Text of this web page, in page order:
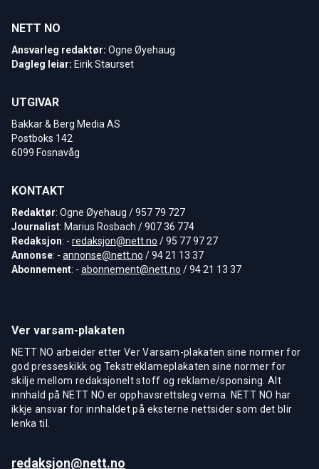
NETT NO
Ansvarleg redaktør: Ogne Øyehaug
Dagleg leiar: Eirik Staurset
UTGIVAR
Bakkar & Berg Media AS
Postboks 142
6099 Fosnavåg
KONTAKT
Redaktør: Ogne Øyehaug / 957 79 727
Journalist: Marius Rosbach / 907 36 774
Redaksjon: - redaksjon@nett.no / 95 77 97 27
Annonse: - annonse@nett.no / 94 21 13 37
Abonnement: - abonnement@nett.no / 94 21 13 37
Ver varsam-plakaten
NETT NO arbeider etter Ver Varsam-plakaten sine normer for
god presseskikk og Tekstreklameplakaten sine normer for
skilje mellom redaksjonelt stoff og reklame/sponsing. Alt
innhald på NETT NO er opphavsrettsleg verna. NETT NO har
ikkje ansvar for innhaldet på eksterne nettsider som det blir
lenka til.
redaksjon@nett.no